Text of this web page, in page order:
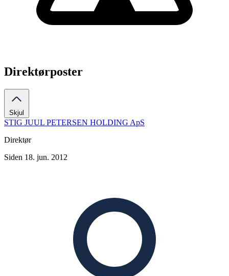
Direktørposter
Skjul
STIG JUUL PETERSEN HOLDING ApS
Direktør
Siden 18. jun. 2012